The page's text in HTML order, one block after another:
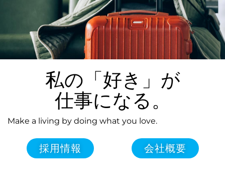
私の「好き」が
仕事になる。
Make a living by doing what you love.
採用情報 会社概要